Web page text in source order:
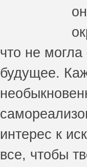
что не
будущее.
интерес к
все, чтобы